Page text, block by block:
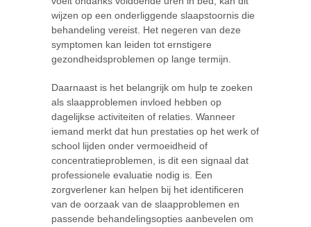
wijzen op een onderliggende slaapstoornis die
behandeling vereist. Het negeren van deze
symptomen kan leiden tot ernstigere
gezondheidsproblemen op lange termijn.
Daarnaast is het belangrijk om hulp te zoeken
als slaapproblemen invloed hebben op
dagelijkse activiteiten of relaties. Wanneer
iemand merkt dat hun prestaties op het werk of
school lijden onder vermoeidheid of
concentratieproblemen, is dit een signaal dat
professionele evaluatie nodig is. Een
zorgverlener kan helpen bij het identificeren
van de oorzaak van de slaapproblemen en
passende behandelingsopties aanbevelen om